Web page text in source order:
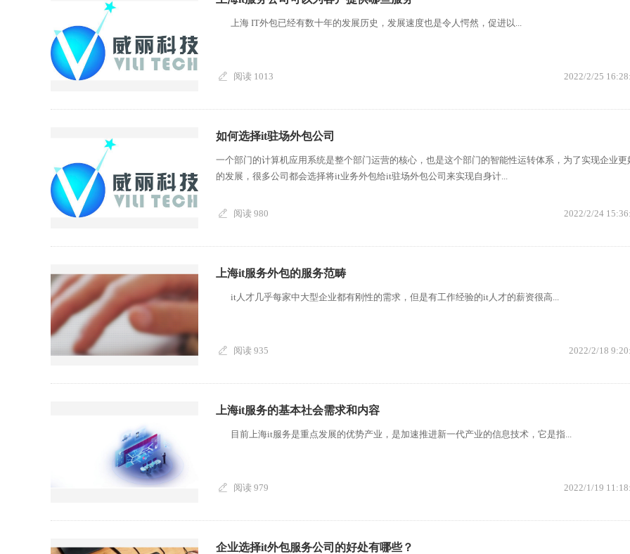
上海 IT外包已经有数十年的发展历史，发展速度也是令人愕然，促进以...
阅读 1013 2022/2/25
如何选择it驻场外包公司
一个部门的计算机应用系统是整个部门运营的核心，也是这个部门的智能性运转体系，为了实现企业更
的发展，很多公司都会选择将it业务外包给it驻场外包公司来实现自身计...
阅读 980 2022/2/24
上海it服务外包的服务范畴
it人才几乎每家中大型企业都有刚性的需求，但是有工作经验的it人才的薪资很高...
阅读 935 2022/2/18
上海it服务的基本社会需求和内容
目前上海it服务是重点发展的优势产业，是加速推进新一代产业的信息技术，它是指...
阅读 979 2022/1/19
企业选择it外包服务公司的好处有哪些？